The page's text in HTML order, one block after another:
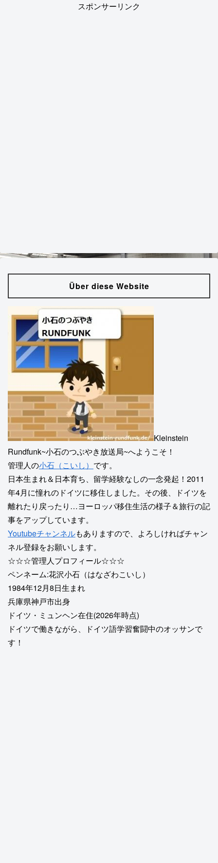
スポンサーリンク
Über diese Website
Kleinstein
Rundfunk~小石のつぶやき放送局~へようこそ！
管理人の小石（こいし） です。
日本生まれ＆日本育ち、留学経験なしの一念発起！2011
年4月に憧れのドイツに移住しました。その後、ドイツを
離れたり戻ったり…ヨーロッパ移住生活の様子＆旅行の記
事をアップしています。
Youtubeチャンネルもありますので、よろしければチャン
ネル登録をお願いします。
☆☆☆管理人プロフィール☆☆☆
ペンネーム:花沢小石（はなざわこいし）
1984年12月8日生まれ
兵庫県神戸市出身
ドイツ・ミュンヘン在住(2026年時点)
ドイツで働きながら、ドイツ語学習奮闘中のオッサンで
す！